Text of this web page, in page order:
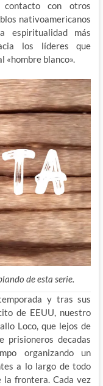
con otros
nativoamericanos
espiritualidad más
los líderes que
«hombre blanco».
de esta serie.
y tras sus
de EEUU, nuestro
Loco, que lejos de
prisioneros decadas
organizandoun
a lo largo de todo
frontera. Cada vez